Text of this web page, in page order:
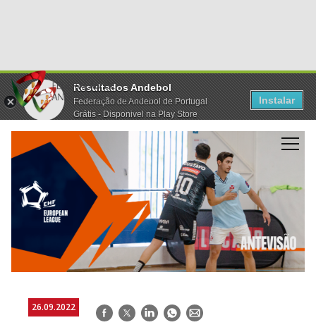
Resultados Andebol
Federação de Andebol de Portugal
Grátis - Disponivel na Play Store
Instalar
26.09.2022 Facebook
TwitterLinkedInWhatsApp
E-